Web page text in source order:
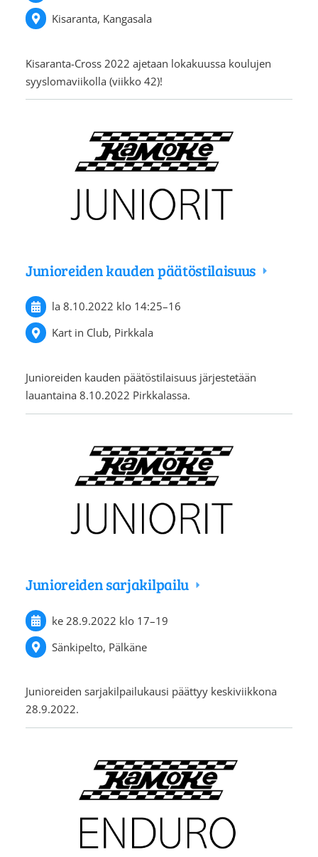
Kisaranta, Kangasala
Kisaranta-Cross 2022 ajetaan lokakuussa koulujen
syyslomaviikolla (viikko 42)!
Junioreiden kauden päätöstilaisuus
la 8.10.2022 klo 14:25–16
Kart in Club, Pirkkala
Junioreiden kauden päätöstilaisuus järjestetään
lauantaina 8.10.2022 Pirkkalassa.
Junioreiden sarjakilpailu
ke 28.9.2022 klo 17–19
Sänkipelto, Pälkäne
Junioreiden sarjakilpailukausi päättyy keskiviikkona
28.9.2022.